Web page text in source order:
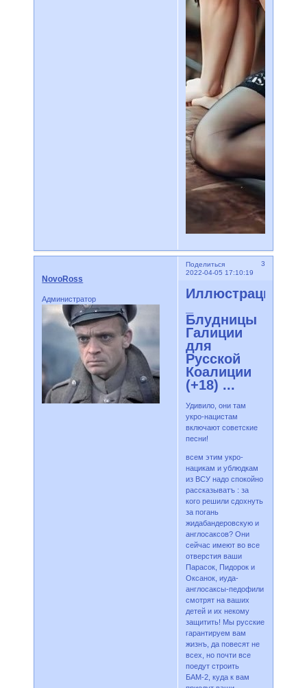
Поделиться
3
2022-04-05 17:10:19
NovoRoss
Администратор
Иллюстрации
Блудницы
Галиции
для
Русской
Коалиции
(+18) ...
Удивило, они там
укро-нацистам
включают советские
песни!
всем этим укро-
нацикам и ублюдкам
из ВСУ надо спокойно
рассказыватъ : за
кого решили сдохнуть
за погань
жидабандеровскую и
англосаксов? Они
сейчас имеют во все
отверстия ваши
Парасок, Пидорок и
Оксанок, иуда-
англосаксы-педофили
смотрят на ваших
детей и их некому
защитить! Мы русские
гарантируем вам
жизнъ, да повесят не
всех, но почти все
поедут строить
БАМ-2, куда к вам